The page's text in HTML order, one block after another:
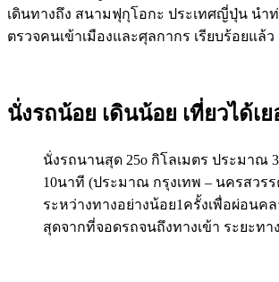
เดินทางถึง สนามฟุกุโอกะ ประเทศญี่ปุ่น นำ
ตรวจคนเข้าเมืองและศุลกากร เรียบร้อยแล้ว
นั่งรถน้อย เดินน้อย เที่ยวได้เ
นั่งรถนานสุด 25o กิโลเมตร ประมาณ
10นาที (ประมาณ กรุงเทพ – นครสวร
ระหว่างทางอย่างน้อย1ครั้งเพื่อผ่อนคล
สุดจากที่จอดรถจนถึงทางเข้า ระยะทาง